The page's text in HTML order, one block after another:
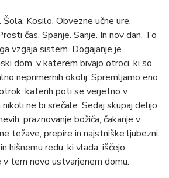
Kosilo. Obvezne učne ure.
čas. Spanje. Sanje. In nov dan. To
vzgaja sistem. Dogajanje je
dom, v katerem bivajo otroci, ki so
neprimernih okolij. Spremljamo eno
katerih poti se verjetno v
ne bi srečale. Sedaj skupaj delijo
praznovanje božiča, čakanje v
težave, prepire in najstniške ljubezni.
hišnemu redu, ki vlada, iščejo
tem novo ustvarjenem domu.